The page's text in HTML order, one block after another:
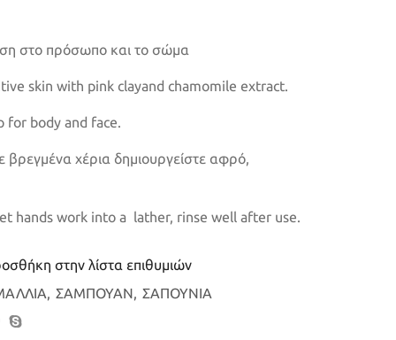
στο πρόσωπο και το σώμα
skin with pink clayand chamomile extract.
for body and face.
βρεγμένα χέρια δημιουργείστε αφρό,
hands work into a lather, rinse well after use.
στην λίστα επιθυμιών
, ΣΑΜΠΟΥΑΝ, ΣΑΠΟΥΝΙΑ